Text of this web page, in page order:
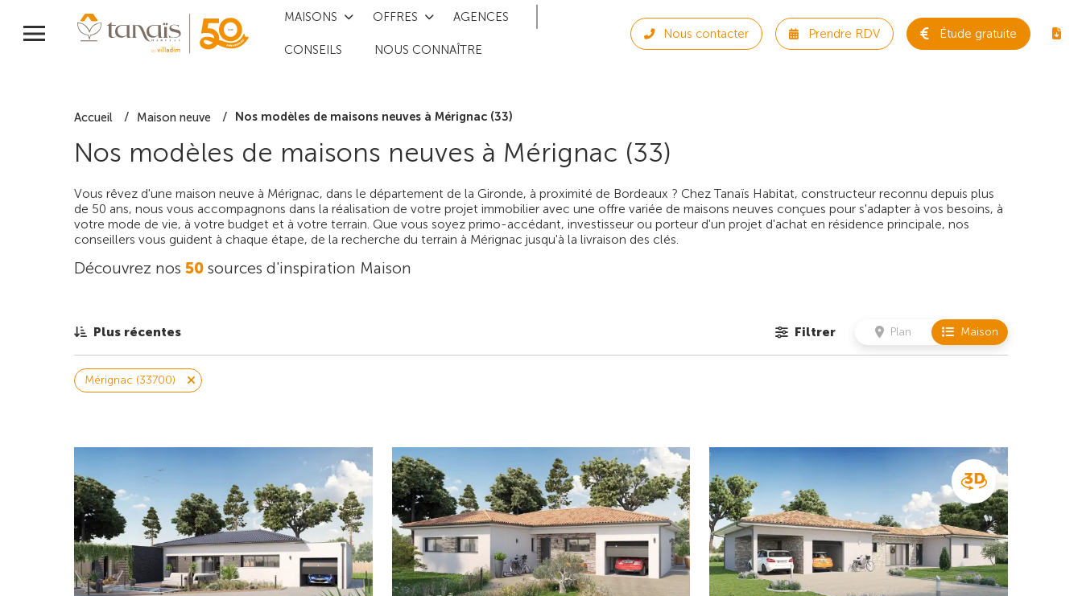
MAISONS OFFRES AGENCES
CONSEILS NOUS CONNAÎTRE
Nous contacter Prendre RDV Étude gratuite
Accueil Maison neuve Nos modèles de maisons neuves à Mérignac (33)
Nos modèles de maisons neuves à Mérignac (33)
Vous rêvez d'une maison neuve à Mérignac, dans le département de la Gironde, à proximité de Bordeaux ? Chez Tanaïs Habitat, constructeur reconnu depuis plus
de 50 ans, nous vous accompagnons dans la réalisation de votre projet immobilier avec une offre variée de maisons neuves conçues pour s'adapter à vos besoins, à
votre mode de vie, à votre budget et à votre terrain. Que vous soyez primo-accédant, investisseur ou porteur d'un projet d'achat en résidence principale, nos
conseillers vous guident à chaque étape, de la recherche du terrain à Mérignac jusqu'à la livraison des clés.
Découvrez nos 50 sources d'inspiration Maison
Plus récentes Filtrer Plan Maison
Mérignac (33700)